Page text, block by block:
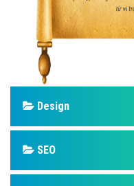
Design
SEO